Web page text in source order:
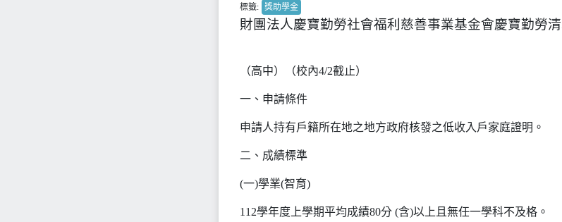
標籤: 獎助學金
財團法人慶寶勤勞社會福利慈善事業基金會慶寶勤勞
（高中）（校內4/2截止）
一、申請條件
申請人持有戶籍所在地之地方政府核發之低收入戶家庭證明。
二、成績標準
(一)學業(智育)
112學年度上學期平均成績80分 (含)以上且無任一學科不及格。